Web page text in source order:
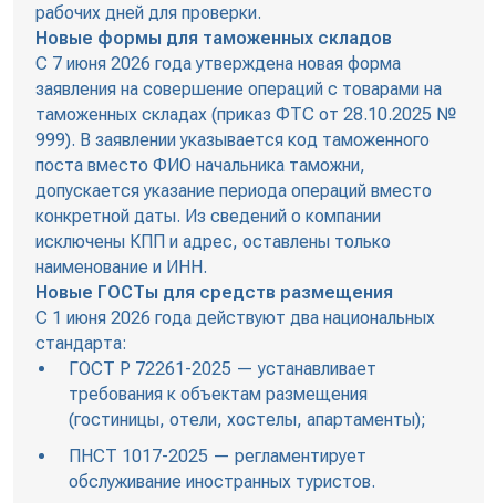
рабочих дней для проверки.
Новые формы для таможенных складов
С 7 июня 2026 года утверждена новая форма
заявления на совершение операций с товарами на
таможенных складах (приказ ФТС от 28.10.2025 №
999). В заявлении указывается код таможенного
поста вместо ФИО начальника таможни,
допускается указание периода операций вместо
конкретной даты. Из сведений о компании
исключены КПП и адрес, оставлены только
наименование и ИНН.
Новые ГОСТы для средств размещения
С 1 июня 2026 года действуют два национальных
стандарта:
ГОСТ Р 72261-2025 — устанавливает
требования к объектам размещения
(гостиницы, отели, хостелы, апартаменты);
ПНСТ 1017-2025 — регламентирует
обслуживание иностранных туристов.